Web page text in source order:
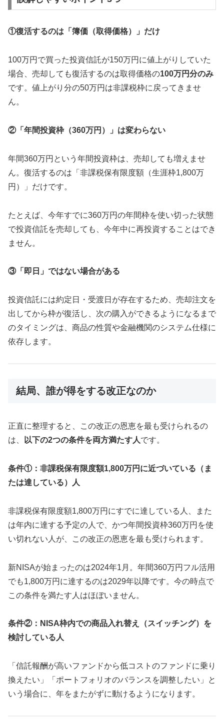
①復活するのは「簿価（取得価格）」だけ
100万円で買った投資信託が150万円に値上がりしていた
場合、売却しても復活するのは取得価格の100万円分のみ
です。値上がり分の50万円は非課税枠に戻ってきませ
ん。
②「年間投資枠（360万円）」は変わらない
年間360万円という年間投資枠は、売却しても増えませ
ん。復活するのは「非課税保有限度額（生涯枠1,800万
円）」だけです。
たとえば、今年すでに360万円の年間枠を使い切った状態
で投資信託を売却しても、今年中に再投資することはでき
ません。
③「即日」ではない場合がある
投資信託には約定日・受渡日が存在するため、売却注文を
出してから枠が復活し、次の購入ができるようになるまで
のタイミングは、商品の性質や金融機関のシステム仕様に
依存します。
結局、誰が得をする改正なのか
正直に整理すると、この改正の恩恵を最も受けられるの
は、
以下の2つの条件を両方満たす人です。
条件①：非課税保有限度額1,800万円に近づいている（ま
たは達している）人
非課税保有限度額1,800万円にすでに達している人、また
は年内に達する予定の人で、かつ年間投資枠360万円を使
い切れない人が、この改正の恩恵を最も受けられます。
新NISAが始まったのは2024年1月。年間360万円フル活用
でも1,800万円に達するのは2029年以降です。今の時点で
この条件を満たす人はほぼいません。
条件②：NISA枠内での商品入れ替え（スイッチング）を
検討している人
「信託報酬が高いファンドから低コストのファンドに乗り
換えたい」「ポートフォリオのバランスを調整したい」と
いう場合に、年をまたがずに動けるようになります。